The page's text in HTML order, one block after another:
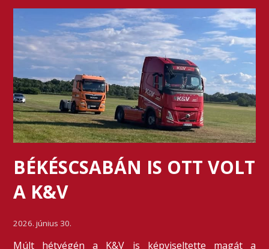
BÉKÉSCSABÁN IS OTT VOLT
A K&V
2026. június 30.
Múlt hétvégén a K&V is képviseltette magát a